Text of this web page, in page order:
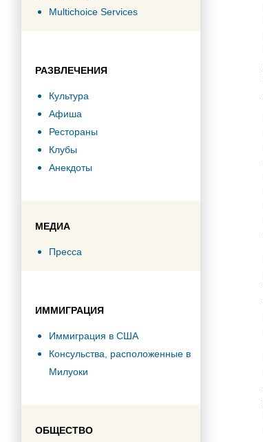
Multichoice Services
РАЗВЛЕЧЕНИЯ
Культура
Афиша
Рестораны
Клубы
Анекдоты
МЕДИА
Пресса
ИММИГРАЦИЯ
Иммиграция в США
Консульства, расположенные в
Милуоки
ОБЩЕСТВО